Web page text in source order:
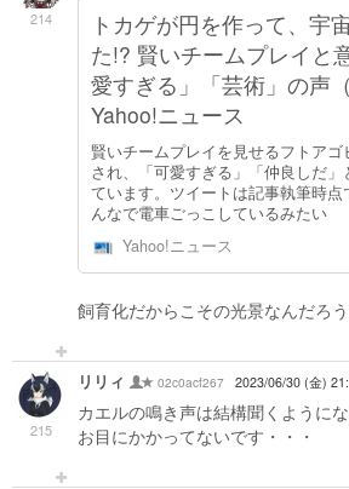
214
トカゲが円を作って、宇
た!? 賢いチームプレイと
愛すぎる」「芸術」の声
Yahoo!ニュース
賢いチームプレイを見せるフトア
され、「可愛すぎる」「仲良しだ」
ています。ツイートは記事執筆時
んなで電車ごっこしているみたい
Yahoo!ニュース
飼育化だからこその光景なんだろ
215
リリィ 02c0acf267 2023/06/30 (金)
カエルの鳴き声は結構聞くように
お目にかかってないです・・・